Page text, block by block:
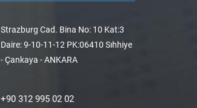
Strazburg Cad. Bina No: 10 Kat:3
Daire: 9-10-11-12 PK:06410 Sıhhiye
- Çankaya - ANKARA
+90 312 995 02 02